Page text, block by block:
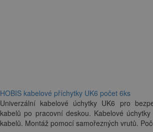
HOBIS kabelové příchytky UK6 počet 6ks
Univerzální kabelové úchytky UK6 pro
kabelů po pracovní deskou. Kabelové
kabelů. Montáž pomocí samořezných vrutů.